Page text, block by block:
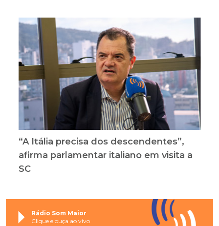
“A Itália precisa dos descendentes”,
afirma parlamentar italiano em visita a
SC
Rádio Som Maior
Clique e ouça ao vivo